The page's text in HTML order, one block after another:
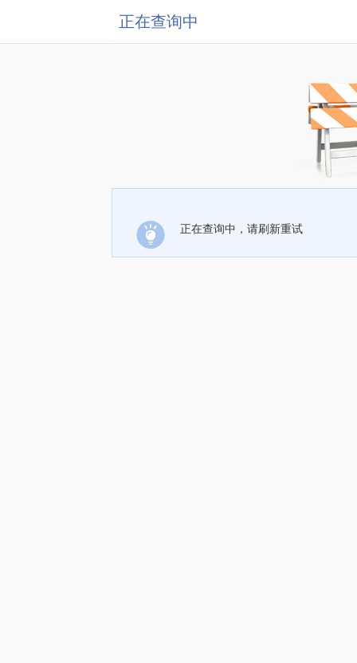
正在查询中
正在查询中，请刷新重试